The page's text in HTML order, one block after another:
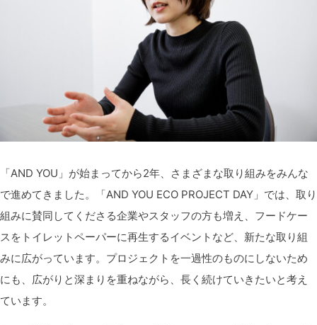
「AND YOU」が始まってから2年、さまざまな取り組みをみんな
で進めてきました。「AND YOU ECO PROJECT DAY」では、取り
組みに賛同してくださる企業やスタッフの方も増え、フードケー
スをトイレットペーパーに再生するイベントなど、新たな取り組
みに広がっています。プロジェクトを一過性のものにしないため
にも、広がりと深まりを重ねながら、長く続けていきたいと考え
ています。